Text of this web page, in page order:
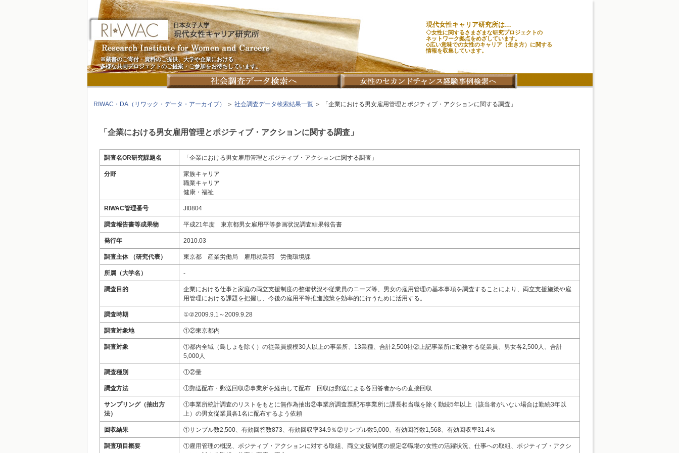
※蔵書のご寄付・資料のご提供、大学や企業における
多様な共同プロジェクトのご提案・ご参加をお待ちしています。
現代女性キャリア研究所は…
◇女性に関するさまざまな研究プロジェクトの
ネットワーク拠点をめざしています。
◇広い意味での女性のキャリア（生き方）に関する
情報を収集しています。
RIWAC・DA（リワック・データ・アーカイブ） ＞ 社会調査データ検索結果一覧＞ 「企業における男女雇用管理とポジティブ・アクションに関する調査」
「企業における男女雇用管理とポジティブ・アクションに関する調査」
調査名OR研究課題名 「企業における男女雇用管理とポジティブ・アクションに関する調査」
分野
家族キャリア
職業キャリア
健康・福祉
RIWAC管理番号 JI0804
調査報告書等成果物 平成21年度 東京都男女雇用平等参画状況調査結果報告書
発行年 2010.03
調査主体 （研究代表） 東京都 産業労働局 雇用就業部 労働環境課
所属（大学名） -
調査目的
企業における仕事と家庭の両立支援制度の整備状況や従業員のニーズ等、男女の雇用管理の基本事項を調査することにより、両立支援施策や雇
用管理における課題を把握し、今後の雇用平等推進施策を効率的に行うために活用する。
調査時期 ①②2009.9.1～2009.9.28
調査対象地 ①②東京都内
調査対象
①都内全域（島しょを除く）の従業員規模30人以上の事業所、13業種、合計2,500社②上記事業所に勤務する従業員、男女各2,500人、合計
5,000人
調査種別 ①②量
調査方法 ①郵送配布・郵送回収②事業所を経由して配布 回収は郵送による各回答者からの直接回収
サンプリング（抽出方
法）
①事業所統計調査のリストをもとに無作為抽出②事業所調査票配布事業所に課長相当職を除く勤続5年以上（該当者がいない場合は勤続3年以
上）の男女従業員各1名に配布するよう依頼
回収結果 ①サンプル数2,500、有効回答数873、有効回収率34.9％②サンプル数5,000、有効回答数1,568、有効回収率31.4％
調査項目概要
①雇用管理の概況、ポジティブ・アクションに対する取組、両立支援制度の規定②職場の女性の活躍状況、仕事への取組、ポジティブ・アクシ